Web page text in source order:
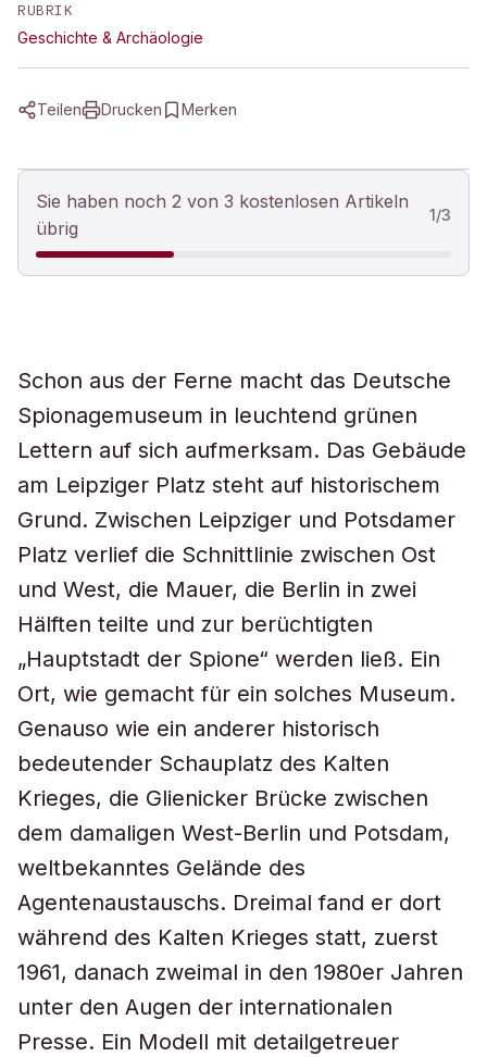
RUBRIK
Geschichte & Archäologie
Teilen Drucken Merken
Sie haben noch 2 von 3 kostenlosen Artikeln
übrig
1/3
Schon aus der Ferne macht das Deutsche
Spionagemuseum in leuchtend grünen
Lettern auf sich aufmerksam. Das Gebäude
am Leipziger Platz steht auf historischem
Grund. Zwischen Leipziger und Potsdamer
Platz verlief die Schnittlinie zwischen Ost
und West, die Mauer, die Berlin in zwei
Hälften teilte und zur berüchtigten
„Hauptstadt der Spione“ werden ließ. Ein
Ort, wie gemacht für ein solches Museum.
Genauso wie ein anderer historisch
bedeutender Schauplatz des Kalten
Krieges, die Glienicker Brücke zwischen
dem damaligen West-Berlin und Potsdam,
weltbekanntes Gelände des
Agentenaustauschs. Dreimal fand er dort
während des Kalten Krieges statt, zuerst
1961, danach zweimal in den 1980er Jahren
unter den Augen der internationalen
Presse. Ein Modell mit detailgetreuer